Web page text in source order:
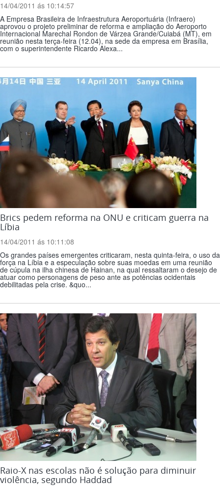
14/04/2011 ás 10:14:57
A Empresa Brasileira de Infraestrutura Aeroportuária (Infraero)
aprovou o projeto preliminar de reforma e ampliação do Aeroporto
Internacional Marechal Rondon de Várzea Grande/Cuiabá (MT), em
reunião nesta terça-feira (12.04), na sede da empresa em Brasília,
com o superintendente Ricardo Alexa...
Brics pedem reforma na ONU e criticam guerra na
Líbia
14/04/2011 ás 10:11:08
Os grandes países emergentes criticaram, nesta quinta-feira, o uso da
força na Líbia e a especulação sobre suas moedas em uma reunião
de cúpula na ilha chinesa de Hainan, na qual ressaltaram o desejo de
atuar como personagens de peso ante as potências ocidentais
debilitadas pela crise. &quo...
Raio-X nas escolas não é solução para diminuir
violência, segundo Haddad